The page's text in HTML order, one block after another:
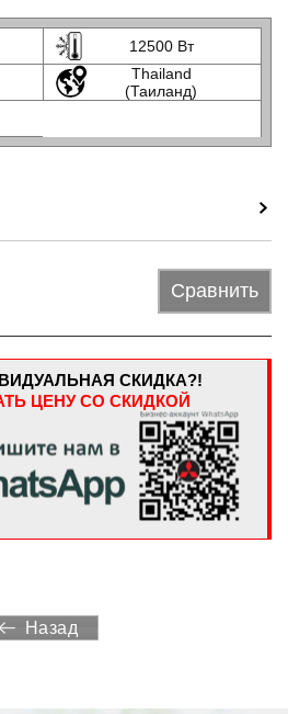
12500 Вт
Thailand
(Таиланд)
Сравнить
СКИДКА?!
Назад